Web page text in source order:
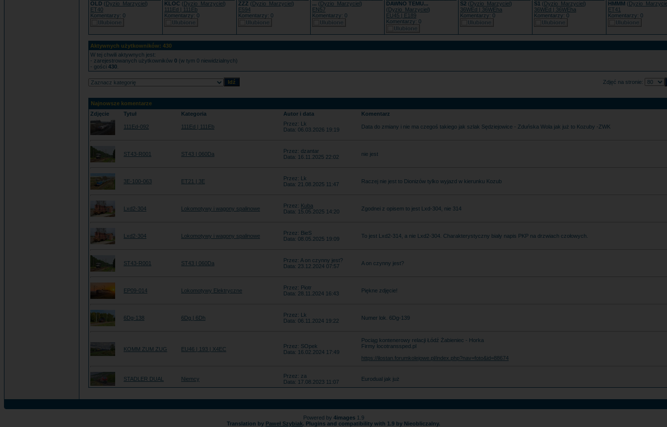
OLD (Dyzio_Marzyciel)
ET40
Komentarzy: 0
KLOC (Dyzio_Marzyciel)
111Ed | 111Eb
Komentarzy: 0
ZZZ (Dyzio_Marzyciel)
E594
Komentarzy: 0
... (Dyzio_Marzyciel)
EN57
Komentarzy: 0
DAWNO TEMU...
(Dyzio_Marzyciel)
EU45 | E189
Komentarzy: 0
S2 (Dyzio_Marzyciel)
36WEd | 36WEha
Komentarzy: 0
S1 (Dyzio_Marzyciel)
36WEd | 36WEha
Komentarzy: 0
HMMM (
ET41
Komentarzy: 0
Aktywnych użytkowników: 430
W tej chwili aktywnych jest:
- zarejestrowanych użytkowników 0 (w tym 0 niewidzialnych)
- gości 430
Zdjęć na stronie:
Najnowsze komentarze
Zdjęcie
Tytuł Kategoria Autor i data Komentarz
111Ed-092 111Ed | 111Eb
Przez: Lk
Data: 06.03.2026 19:19
Data do zmiany i nie ma czegoś takiego jak szlak Sędziejowice - Zduńska Wola jak już to Kozuby -ZWK
ST43-R001 ST43 | 060Da
Przez: dzantar
Data: 16.11.2025 22:02
nie jest
3E-100-063 ET21 | 3E
Przez: Lk
Data: 21.08.2025 11:47
Raczej nie jest to Dionizów tylko wyjazd w kierunku Kozub
Lxd2-304 Lokomotywy i wagony spalinowe Przez: Kuba
Data: 15.05.2025 14:20
Zgodnei z opisem to jest Lxd-304, nie 314
Lxd2-304 Lokomotywy i wagony spalinowe
Przez: BieS
Data: 08.05.2025 19:09
To jest Lxd2-314, a nie Lxd2-304. Charakterystyczny biały napis PKP na drzwiach czołowych.
ST43-R001 ST43 | 060Da
Przez: A on czynny jest?
Data: 23.12.2024 07:57
A on czynny jest?
EP09-014 Lokomotywy Elektryczne
Przez: Piotr
Data: 28.11.2024 16:43
Piękne zdjęcie!
6Dg-138 6Dg | 6Dh
Przez: Lk
Data: 06.11.2024 19:22
Numer lok. 6Dg-139
KOMM ZUM ZUG EU46 | 193 | X4EC
Przez: SOpek
Data: 16.02.2024 17:49
Pociąg kontenerowy relacji Łódź Żabieniec - Horka
Firmy locotranssped.pl
https://ilostan.forumkolejowe.pl/index.php?nav=foto&id=88674
STADLER DUAL Niemcy
Przez: za
Data: 17.08.2023 11:07
Eurodual jak już
Powered by 4images1.9
Translation by Paweł Szybiak. Plugins and compatibility with 1.9 by Nieobliczalny.